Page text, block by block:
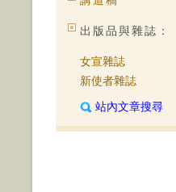
出版品與雜誌：
女宣雜誌
新使者雜誌
站內文章搜尋